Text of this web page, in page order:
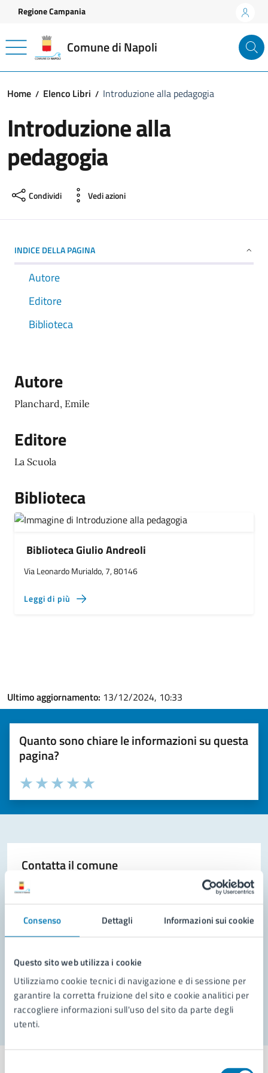
Consenso Dettagli Informazioni sui cookie
Questo sito web utilizza i cookie
Utilizziamo cookie tecnici di navigazione e di sessione per
garantire la corretta fruizione del sito e cookie analitici per
raccogliere informazioni sull'uso del sito da parte degli
utenti.
Vai ai contenuti
Vai al footer
Regione Campania
Comune di Napoli
Home Elenco Libri Introduzione alla pedagogia
Introduzione alla
pedagogia
Condividi Vedi azioni
INDICE DELLA PAGINA
Autore
Editore
Biblioteca
Autore
Planchard, Emile
Editore
La Scuola
Biblioteca
Biblioteca Giulio Andreoli
Via Leonardo Murialdo, 7, 80146
Leggi di più
Ultimo aggiornamento: 13/12/2024, 10:33
Quanto sono chiare le informazioni su questa
pagina?
Valuta la chiarezza delle informazioni (da 1 a 5 stelle)
Seleziona il numero di stelle per valutare la chiarezza delle
Valuta 5 stelle su 5
Valuta 4 stelle su 5
Valuta 3 stelle su 5
Valuta 2 stelle su 5
Valuta 1 stelle su 5
Contatta il comune
Richiedi assistenza
Prenota appuntamento
Problemi in città
Segnala disservizio